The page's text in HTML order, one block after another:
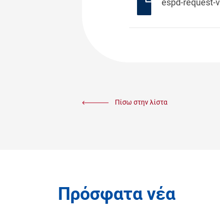
Πίσω στην λίστα
Πρόσφατα νέα